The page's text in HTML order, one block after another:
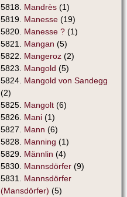
5818. Mandrès (1)
5819. Manesse (19)
5820. Manesse ? (1)
5821. Mangan (5)
5822. Mangeroz (2)
5823. Mangold (5)
5824. Mangold von Sandegg
(2)
5825. Mangolt (6)
5826. Mani (1)
5827. Mann (6)
5828. Manning (1)
5829. Männlin (4)
5830. Mannsdörfer (9)
5831. Mannsdörfer
(Mansdörfer) (5)